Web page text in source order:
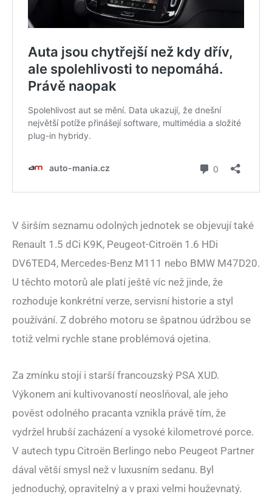
V širším seznamu odolných jednotek se objevují také
Renault 1.5 dCi K9K, Peugeot-Citroën 1.6 HDi
DV6TED4, Mercedes-Benz M111 nebo BMW M47D20.
U těchto motorů ale platí ještě víc než jinde, že
rozhoduje konkrétní verze, servisní historie a styl
používání. Z dobrého motoru se špatnou údržbou se
totiž velmi rychle stane problémová ojetina.
Za zmínku stojí i starší francouzský PSA XUD.
Výkonem ani kultivovaností neoslňoval, ale jeho
pověst odolného pracanta vznikla právě tím, že
vydržel hrubší zacházení a vysoké kilometrové porce.
V autech typu Citroën Berlingo nebo Peugeot Partner
dával větší smysl než v luxusním sedanu. Byl
jednoduchý, opravitelný a v praxi velmi houževnatý.